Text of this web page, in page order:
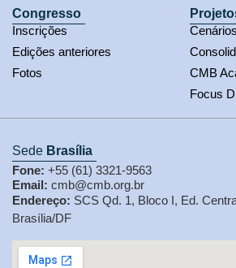
Congresso
Inscrições
Edições anteriores
Fotos
CMB
Focus
Sede Brasília
Fone: +55 (61) 3321-9563
Email: cmb@cmb.org.br
Endereço: SCS Qd. 1, Bloco I, Ed.
Brasília/DF